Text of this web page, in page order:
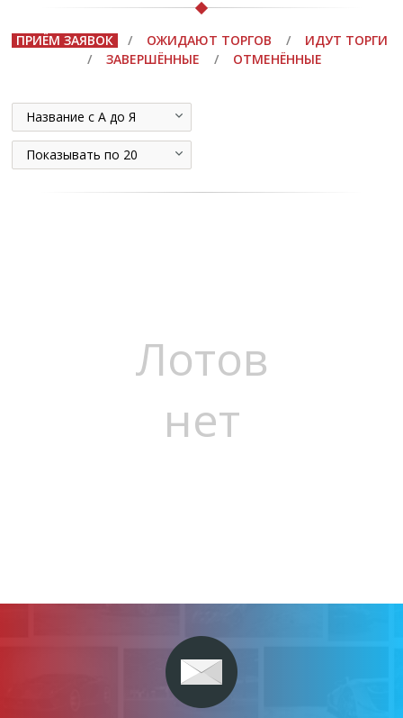
ПРИЁМ ЗАЯВОК / ОЖИДАЮТ ТОРГОВ /
ИДУТ ТОРГИ
/
ЗАВЕРШЁННЫЕ / ОТМЕНЁННЫЕ
Название с А до Я
Показывать по 20
Лотов
нет